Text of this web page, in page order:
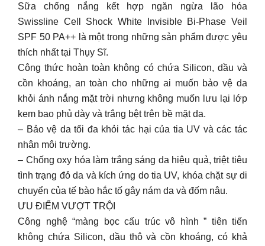
Sữa chống nắng kết hợp ngăn ngừa lão hóa
Swissline Cell Shock White Invisible Bi-Phase Veil
SPF 50 PA++ là một trong những sản phẩm được yêu
thích nhất tại Thụy Sĩ.
Công thức hoàn toàn không có chứa Silicon, dầu và
cồn khoáng, an toàn cho những ai muốn bảo vệ da
khỏi ánh nắng mặt trời nhưng không muốn lưu lại lớp
kem bao phủ dày và trắng bệt trên bề mặt da.
– Bảo vệ da tối đa khỏi tác hại của tia UV và các tác
nhân môi trường.
– Chống oxy hóa làm trắng sáng da hiệu quả, triệt tiêu
tình trạng đỏ da và kích ứng do tia UV, khóa chặt sự di
chuyển của tế bào hắc tố gây nám da và đốm nâu.
ƯU ĐIỂM VƯỢT TRỘI
Công nghệ “màng bọc cấu trúc vô hình ” tiên tiến
không chứa Silicon, dầu thô và cồn khoáng, có khả